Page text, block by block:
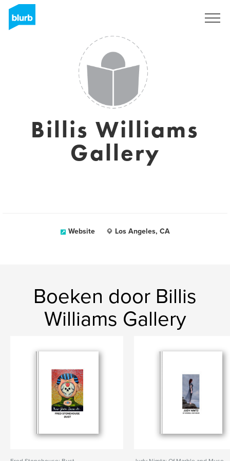
Billis Williams
Gallery
Website Los Angeles, CA
Boeken door Billis
Williams Gallery